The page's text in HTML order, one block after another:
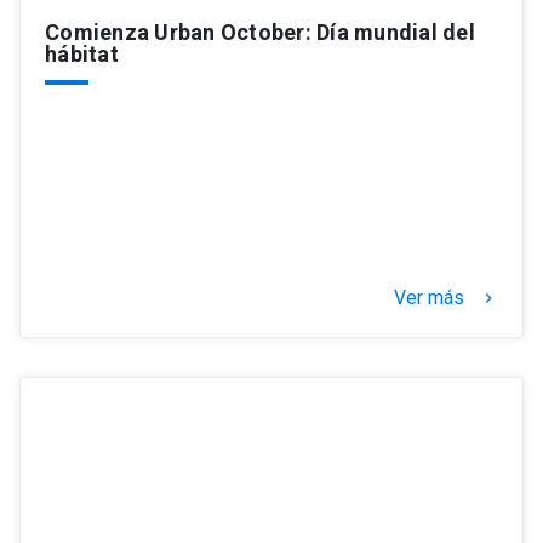
Comienza Urban October: Día mundial del
hábitat
Ver más keyboard_arrow_right